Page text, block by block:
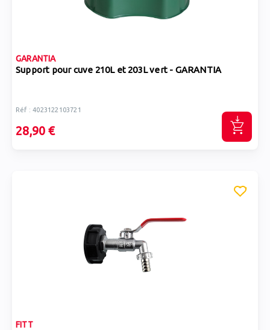
GARANTIA
Support pour cuve 210L et 203L vert - GARANTIA
Réf : 4023122103721
28,90 €
FITT